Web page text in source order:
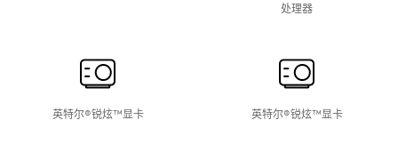
英特尔®锐炫™显卡
处理器
英特尔®锐炫™显卡